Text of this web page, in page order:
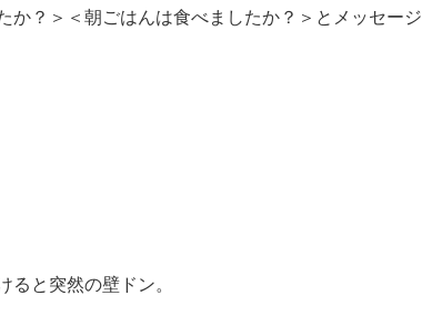
か？＞＜朝ごはんは食べましたか？＞とメッセージ
と突然の壁ドン。